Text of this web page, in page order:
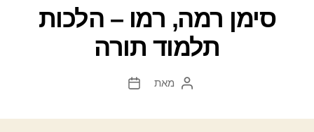
סימן רמה, רמו – הלכות
תלמוד תורה
המחבר
מאת
תאריך